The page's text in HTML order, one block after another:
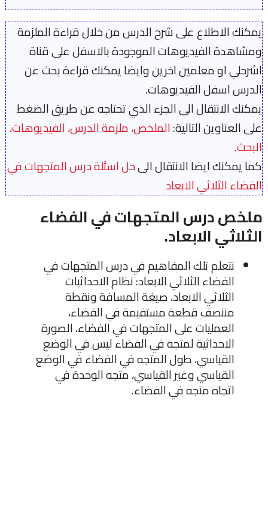
يمكنك الاطلاع على شرح الدرس من خلال قراءة الملزمة
ومشاهدة الفيديوهات الموجودة بالاسفل على قناة
اشرحلي او معلمين اخرين وايضا يمكنك قراءة بحث عن
الدرس اسفل الفيديوهات.
يمكنك الانتقال الى الجزء الذي تحتاجه عن طريق الضغط
على العناوين التالية:الملخص،ملزمة الدرس،الفيديوهات،
البحث.
كما يمكنك ايضا الانتقال الىحل اسئلة درس المتجهات في
الفضاء الثلاثي الابعاد
ملخص درس المتجهات في الفضاء
الثلاثي الابعاد.
نتعلم تلك المفاهيم في درس المتجهات في
الفضاء الثلاثي الابعاد: نظام الاحداثيات
الثلاثي الابعاد، صيغة المسافة ونقطة
منتصف قطعة مستقيمة في الفضاء،
العمليات على المتجهات في الفضاء، الصورة
الاحداثية لمتجه في الفضاء ليس في الوضع
القياسي، طول المتجه في الفضاء في الوضع
القياسي وغير القياسي، متجه الوحدة في
اتجاه متجه في الفضاء.